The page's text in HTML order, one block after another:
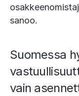
sanoo.
Suomessa
vain